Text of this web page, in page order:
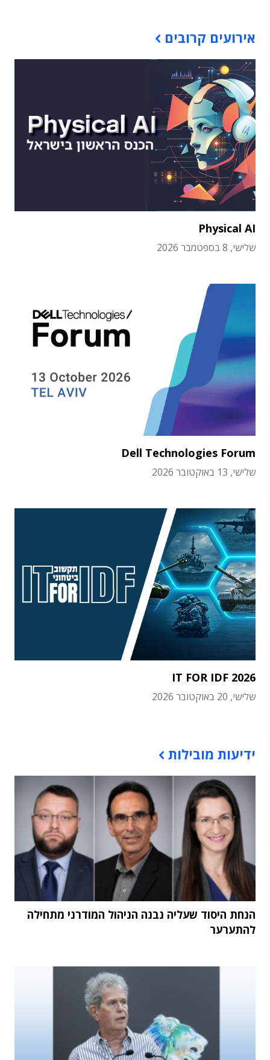
אירועים קרובים
Physical AI
שלישי, 8 בספטמבר 2026
Dell Technologies Forum
שלישי, 13 באוקטובר 2026
IT FOR IDF 2026
שלישי, 20 באוקטובר 2026
ידיעות מובילות
הנחת היסוד שעליה נבנה הניהול המודרני מתחילה
להתערער